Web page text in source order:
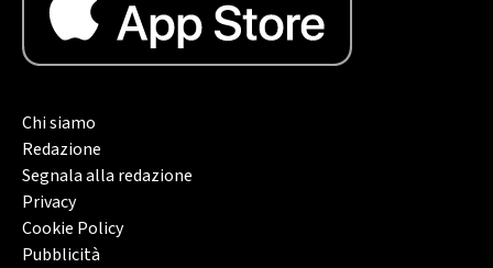
Chi siamo
Redazione
Segnala alla redazione
Privacy
Cookie Policy
Pubblicità